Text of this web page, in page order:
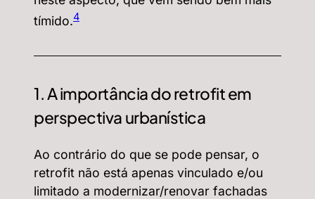
tímido.4
1. A importância do retrofit em
perspectiva urbanística
Ao contrário do que se pode pensar, o
retrofit não está apenas vinculado e/ou
limitado a modernizar/renovar fachadas